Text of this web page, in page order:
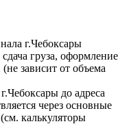
г.Чебоксары
груза, оформление
зависит от объема
до адреса
через основные
калькуляторы